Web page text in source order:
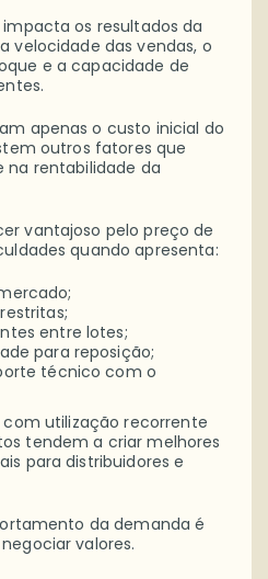
os resultados da
velocidade das vendas, o
e a capacidade de
apenas o custo inicial do
outros fatores que
rentabilidade da
vantajoso pelo preço de
quando apresenta:
entre lotes;
para reposição;
técnico com o
com utilização recorrente
tendem a criar melhores
para distribuidores e
da demanda é
valores.